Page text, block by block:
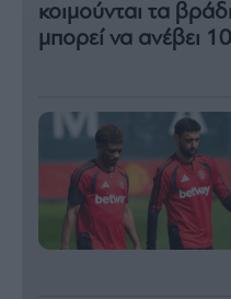
κοιμούνται τα
μπορεί να ανέβει